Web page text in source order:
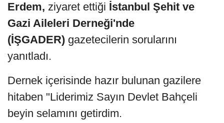
Erdem, ziyaret ettiği İstanbul Şehit ve
Gazi Aileleri Derneği'nde
(İŞGADER) gazetecilerin sorularını
yanıtladı.
Dernek içerisinde hazır bulunan gazilere
hitaben "Liderimiz Sayın Devlet Bahçeli
beyin selamını getirdim.